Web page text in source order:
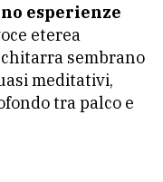
esperienze
eterea
sembrano
meditativi,
tra palco e